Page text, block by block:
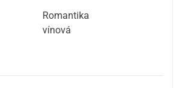
Romantika
vínová